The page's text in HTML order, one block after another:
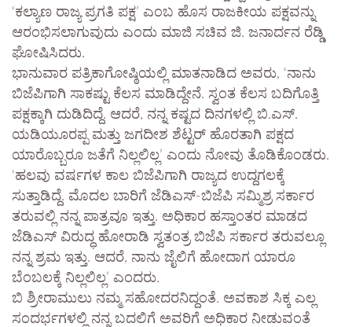
‘ಕಲ್ಯಾಣ ರಾಜ್ಯ ಪ್ರಗತಿ ಪಕ್ಷ’ ಎಂಬ ಹೊಸ ರಾಜಕೀಯ ಪಕ್ಷವನ್ನು
ಆರಂಭಿಸಲಾಗುವುದು ಎಂದು ಮಾಜಿ ಸಚಿವ ಜಿ. ಜನಾರ್ದನ ರೆಡ್ಡಿ
ಘೋಷಿಸಿದರು.
ಭಾನುವಾರ ಪತ್ರಿಕಾಗೋಷ್ಠಿಯಲ್ಲಿ ಮಾತನಾಡಿದ ಅವರು, ‘ನಾನು
ಬಿಜೆಪಿಗಾಗಿ ಸಾಕಷ್ಟು ಕೆಲಸ ಮಾಡಿದ್ದೇನೆ. ಸ್ವಂತ ಕೆಲಸ ಬದಿಗೊತ್ತಿ
ಪಕ್ಷಕ್ಕಾಗಿ ದುಡಿದಿದ್ದೆ. ಆದರೆ, ನನ್ನ ಕಷ್ಟದ ದಿನಗಳಲ್ಲಿ ಬಿ.ಎಸ್.
ಯಡಿಯೂರಪ್ಪ ಮತ್ತು ಜಗದೀಶ ಶೆಟ್ಟರ್ ಹೊರತಾಗಿ ಪಕ್ಷದ
ಯಾರೊಬ್ಬರೂ ಜತೆಗೆ ನಿಲ್ಲಲಿಲ್ಲ’ ಎಂದು ನೋವು ತೊಡಿಕೊಂಡರು.
‘ಹಲವು ವರ್ಷಗಳ ಕಾಲ ಬಿಜೆಪಿಗಾಗಿ ರಾಜ್ಯದ ಉದ್ದಗಲಕ್ಕೆ
ಸುತ್ತಾಡಿದ್ದೆ. ಮೊದಲ ಬಾರಿಗೆ ಜೆಡಿಎಸ್-ಬಿಜೆಪಿ ಸಮ್ಮಿಶ್ರ ಸರ್ಕಾರ
ತರುವಲ್ಲಿ ನನ್ನ ಪಾತ್ರವೂ ಇತ್ತು. ಅಧಿಕಾರ ಹಸ್ತಾಂತರ ಮಾಡದ
ಜೆಡಿಎಸ್ ವಿರುದ್ಧ ಹೋರಾಡಿ ಸ್ವತಂತ್ರ ಬಿಜೆಪಿ ಸರ್ಕಾರ ತರುವಲ್ಲೂ
ನನ್ನ ಶ್ರಮ ಇತ್ತು. ಆದರೆ, ನಾನು ಜೈಲಿಗೆ ಹೋದಾಗ ಯಾರೂ
ಬೆಂಬಲಕ್ಕೆ ನಿಲ್ಲಲಿಲ್ಲ’ ಎಂದರು.
ಬಿ ಶ್ರೀರಾಮುಲು ನಮ್ಮ ಸಹೋದರನಿದ್ದಂತೆ. ಅವಕಾಶ ಸಿಕ್ಕ ಎಲ್ಲ
ಸಂದರ್ಭಗಳಲ್ಲಿ ನನ್ನ ಬದಲಿಗೆ ಅವರಿಗೆ ಅಧಿಕಾರ ನೀಡುವಂತೆ